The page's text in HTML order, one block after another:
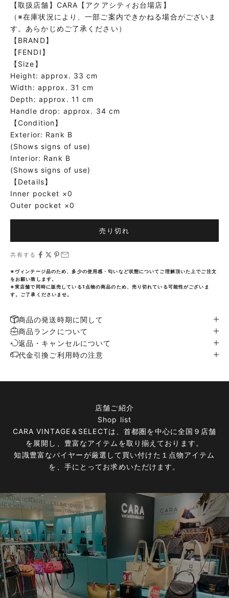
【取扱店舗】CARA【アクアシティお台場店】
（※在庫状況により、一部ご案内できかねる場合がございま
す。あらかじめご了承ください）
【BRAND】
【FENDI】
【Size】
Height: approx. 33 cm
Width: approx. 31 cm
Depth: approx. 11 cm
Handle drop: approx. 34 cm
【Condition】
Exterior: Rank B
(Shows signs of use)
Interior: Rank B
(Shows signs of use)
【Details】
Inner pocket ×0
Outer pocket ×0
売り切れ
共有する
※ヴィンテージ品のため、多少の使用感・匂いなど状態についてご理解頂いた上でご注文
をお願い致します。
※実店舗で同時に販売している1点物の商品のため、売り切れている可能性がございま
す。ご了承くださいませ。
商品の発送時期に関して
商品ランクについて
返品・キャンセルについて
代金引換ご利用時の注意
店舗ご紹介
Shop list
CARA VINTAGE＆SELECTは、首都圏を中心に全国９店舗
を展開し、豊富なアイテムを取り揃えております。
知識豊富なバイヤーが厳選して買い付けた１点物アイテム
を、手にとってお求めいただけます。